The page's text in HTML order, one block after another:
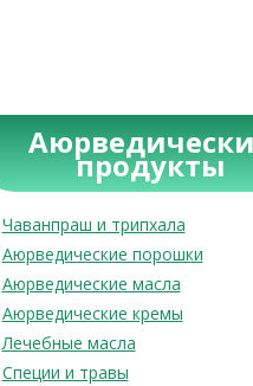
продукты
Чаванпраш и трипхала
Аюрведические порошки
Аюрведические масла
Аюрведические кремы
Лечебные масла
Специи и травы